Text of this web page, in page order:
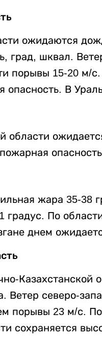
ожидаются
град, шквал.
порывы 15-20 м/
опасность. В
области
жара 35-38
градус. По
днем
Казахстанской
Ветер северо-
порывы 23 м/с.
сохраняется